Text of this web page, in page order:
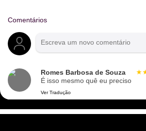
Comentários
Romes Barbosa de Souza
É isso mesmo quê eu preciso
Ver Tradução